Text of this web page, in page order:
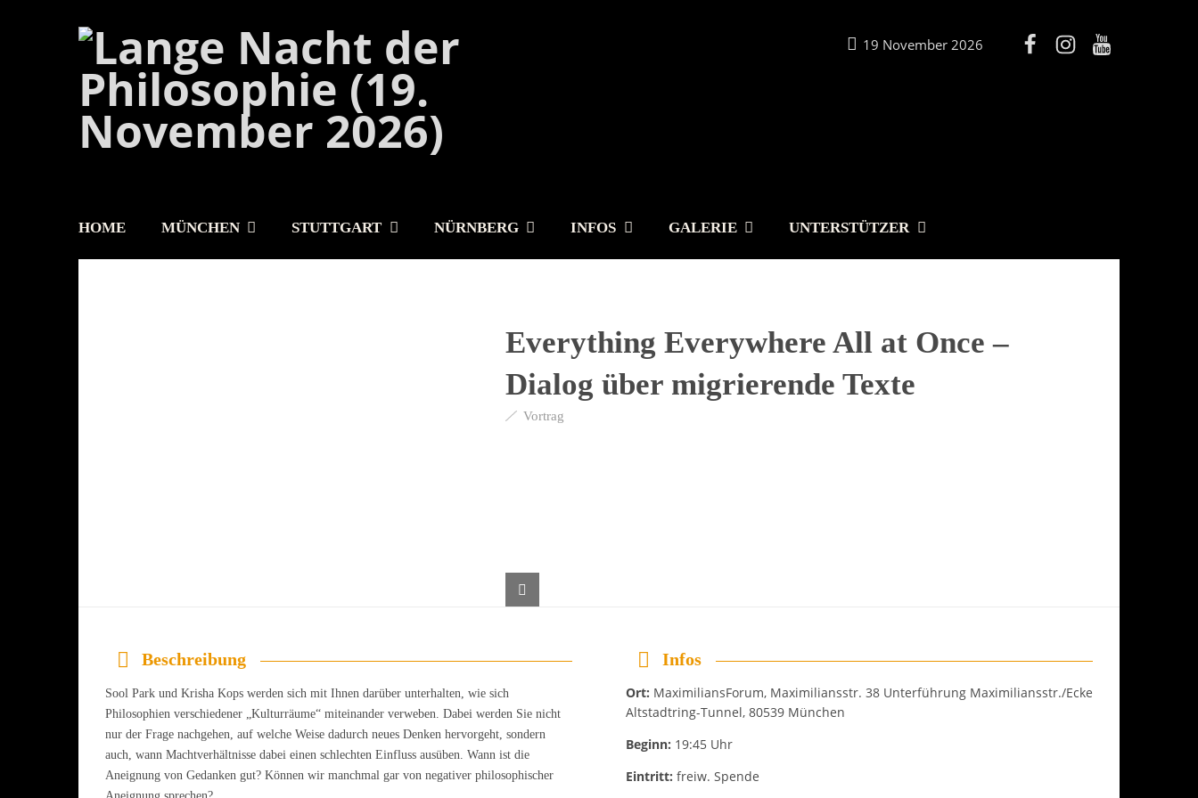
19 November 2026
HOME MÜNCHEN STUTTGART NÜRNBERG INFOS GALERIE UNTERSTÜTZER
Everything Everywhere All at Once –
Dialog über migrierende Texte
Vortrag
Beschreibung
Sool Park und Krisha Kops werden sich mit Ihnen darüber unterhalten, wie sich
Philosophien verschiedener „Kulturräume“ miteinander verweben. Dabei werden Sie nicht
nur der Frage nachgehen, auf welche Weise dadurch neues Denken hervorgeht, sondern
auch, wann Machtverhältnisse dabei einen schlechten Einfluss ausüben. Wann ist die
Aneignung von Gedanken gut? Können wir manchmal gar von negativer philosophischer
Infos
Ort: MaximiliansForum, Maximiliansstr. 38 Unterführung Maximiliansstr./Ecke
Altstadtring-Tunnel, 80539 München
Beginn: 19:45 Uhr
Eintritt: freiw. Spende